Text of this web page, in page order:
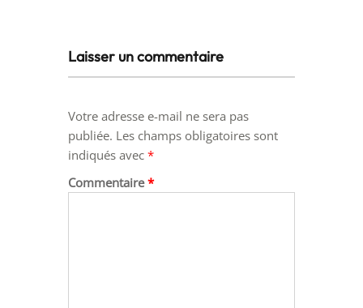
Laisser un commentaire
Votre adresse e-mail ne sera pas
publiée. Les champs obligatoires sont
indiqués avec *
Commentaire*